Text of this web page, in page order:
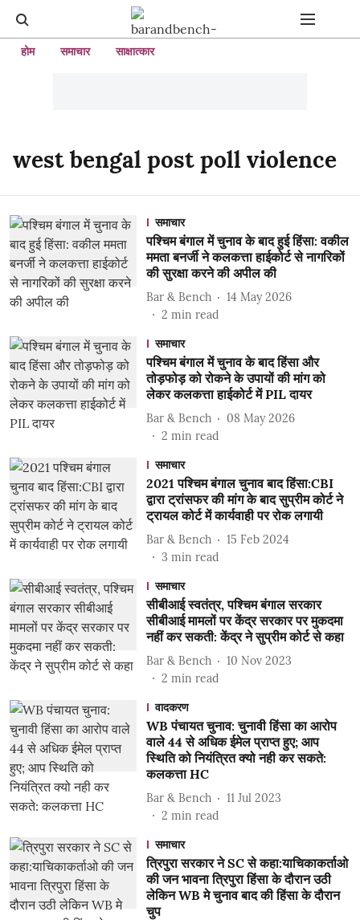
होम समाचार साक्षात्कार
west bengal post poll violence
समाचार
पश्चिम बंगाल में चुनाव के बाद हुई हिंसा: वकील
ममता बनर्जी ने कलकत्ता हाईकोर्ट से नागरिकों
की सुरक्षा करने की अपील की
Bar & Bench
14 May 2026
2 min read
समाचार
पश्चिम बंगाल में चुनाव के बाद हिंसा और
तोड़फोड़ को रोकने के उपायों की मांग को
लेकर कलकत्ता हाईकोर्ट में PIL दायर
Bar & Bench
08 May 2026
2 min read
समाचार
2021 पश्चिम बंगाल चुनाव बाद हिंसा:CBI
द्वारा ट्रांसफर की मांग के बाद सुप्रीम कोर्ट ने
ट्रायल कोर्ट में कार्यवाही पर रोक लगायी
Bar & Bench
15 Feb 2024
3 min read
समाचार
सीबीआई स्वतंत्र, पश्चिम बंगाल सरकार
सीबीआई मामलों पर केंद्र सरकार पर मुकदमा
नहीं कर सकती: केंद्र ने सुप्रीम कोर्ट से कहा
Bar & Bench
10 Nov 2023
2 min read
वादकरण
WB पंचायत चुनाव: चुनावी हिंसा का आरोप
वाले 44 से अधिक ईमेल प्राप्त हुए; आप
स्थिति को नियंत्रित क्यो नही कर सकते:
कलकत्ता HC
Bar & Bench
11 Jul 2023
2 min read
समाचार
त्रिपुरा सरकार ने SC से कहा:याचिकाकर्ताओ
की जन भावना त्रिपुरा हिंसा के दौरान उठी
लेकिन WB मे चुनाव बाद की हिंसा के दौरान
चुप